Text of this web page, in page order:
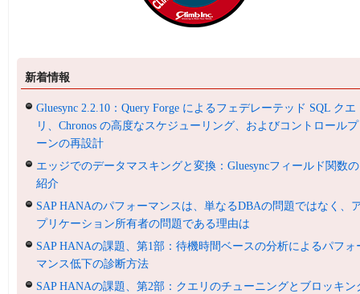
新着情報
Gluesync 2.2.10：Query Forge によるフェデレーテッド SQL クエ
リ、Chronos の高度なスケジューリング、およびコントロール
ーンの再設計
エッジでのデータマスキングと変換：Gluesyncフィールド関数の
紹介
SAP HANAのパフォーマンスは、単なるDBAの問題ではなく、
プリケーション所有者の問題である理由は
SAP HANAの課題、第1部：待機時間ベースの分析によるパフォ
マンス低下の診断方法
SAP HANAの課題、第2部：クエリのチューニングとブロッキン